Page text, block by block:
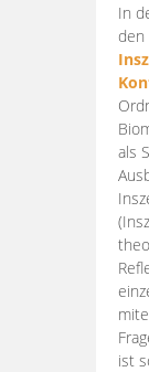
In
den
als
ist